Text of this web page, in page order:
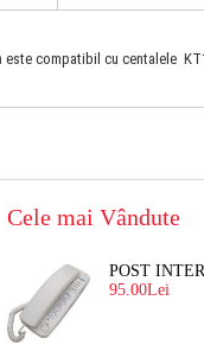
compatibil cu centalele
Cele mai Vândute
95.00Lei